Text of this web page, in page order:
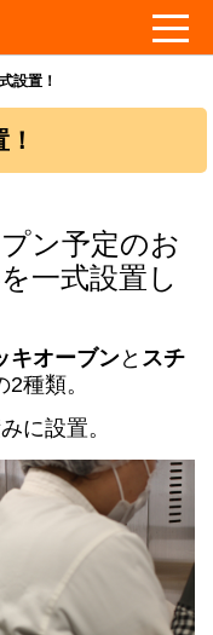
設置！
ン予定のお
一式設置し
キオーブンと スチ
2種類。
に設置。